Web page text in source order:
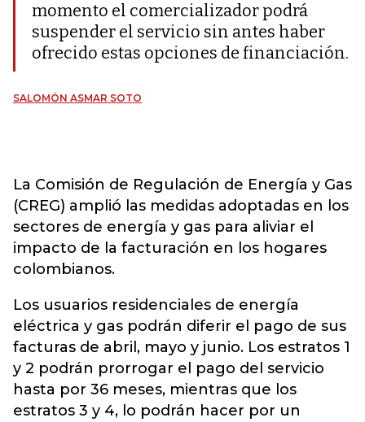
momento el comercializador podrá
suspender el servicio sin antes haber
ofrecido estas opciones de financiación.
SALOMÓN ASMAR SOTO
La Comisión de Regulación de Energía y Gas
(CREG) amplió las medidas adoptadas en los
sectores de energía y gas para aliviar el
impacto de la facturación en los hogares
colombianos.
Los usuarios residenciales de energía
eléctrica y gas podrán diferir el pago de sus
facturas de abril, mayo y junio. Los estratos 1
y 2 podrán prorrogar el pago del servicio
hasta por 36 meses, mientras que los
estratos 3 y 4, lo podrán hacer por un